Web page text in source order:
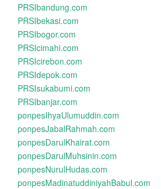
PRSIbandung.com
PRSIbekasi.com
PRSIbogor.com
PRSIcimahi.com
PRSIcirebon.com
PRSIdepok.com
PRSIsukabumi.com
PRSIbanjar.com
ponpesIhyaUlumuddin.com
ponpesJabalRahmah.com
ponpesDarulKhairat.com
ponpesDarulMuhsinin.com
ponpesNurulHudas.com
ponpesMadinatuddiniyahBabul.com